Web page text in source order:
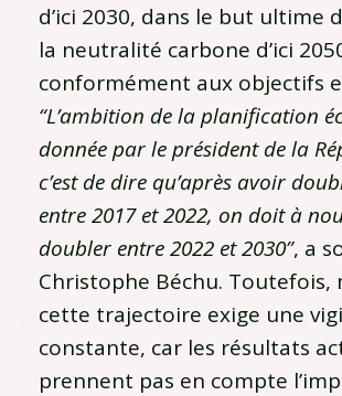
d’ici 2030, dans le but ultime
la neutralité carbone d’ici
conformément aux objectifs
“L’ambition de la planification
donnée par le président de la
c’est de dire qu’après avoir
entre 2017 et 2022, on doit à
doubler entre 2022 et 2030”, a
Christophe Béchu.
cette trajectoire exige une
constante, car les résultats
prennent pas en compte